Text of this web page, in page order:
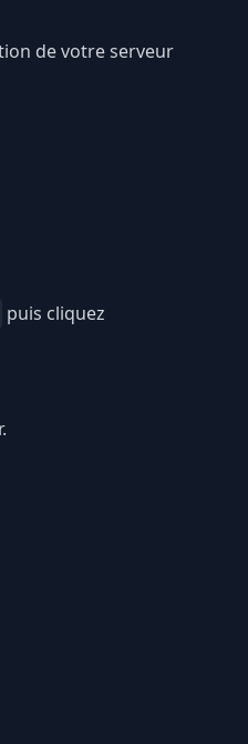
de votre serveur
puis cliquez